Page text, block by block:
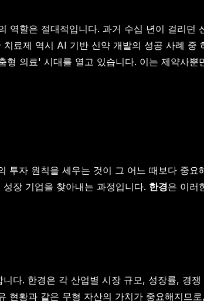
할은 절대적입니다. 과거 수십 년이 걸리던
료제 역시 AI 기반 신약 개발의 성공 사례 중
의료' 시대를 열고 있습니다. 이는 제약사뿐
자 원칙을 세우는 것이 그 어느 때보다 중요
장 기업을 찾아내는 과정입니다. 한경은 이러
다. 한경은 각 산업별 시장 규모, 성장률, 경
황과 같은 무형 자산의 가치가 중요해지므